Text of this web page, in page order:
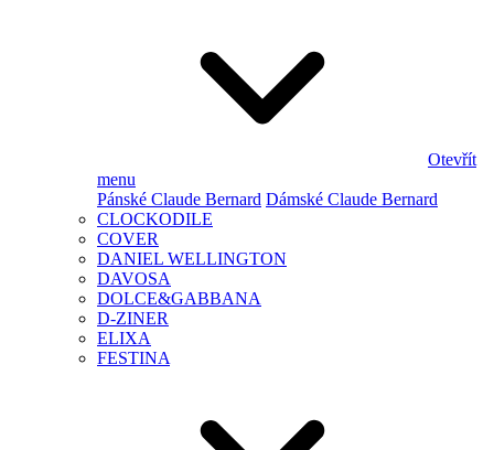
Otevřít
menu
Pánské Claude Bernard Dámské Claude Bernard
CLOCKODILE
COVER
DANIEL WELLINGTON
DAVOSA
DOLCE&GABBANA
D-ZINER
ELIXA
FESTINA